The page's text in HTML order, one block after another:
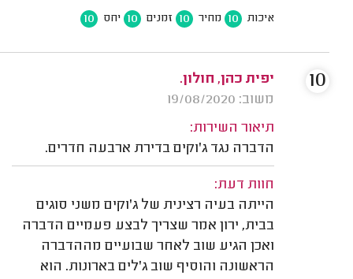
איכות 10 מחיר 10 זמנים 10 יחס 10
יפית כהן, חולון.
משוב: 19/08/2020
תיאור השירות:
הדברה נגד ג'וקים בדירת ארבעה חדרים.
חוות דעת:
הייתה בעיה רצינית של ג'וקים משני סוגים
בבית, ירון אמר שצריך לבצע פעמיים הדברה
ואכן הגיע שוב לאחר שבועיים מההדברה
הראשונה והוסיף שוב ג'לים בארונות. הוא
10